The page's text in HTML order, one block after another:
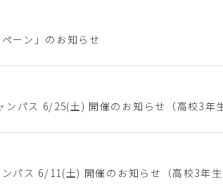
ーン」のお知らせ
パス 6/25(土) 開催のお知らせ（高校3年
パス 6/11(土) 開催のお知らせ（高校3年生